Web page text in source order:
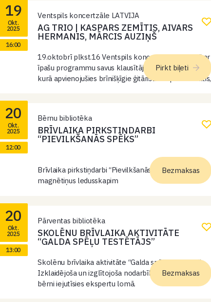
19
Okt.
2025
16:00
Ventspils koncertzāle LATVIJA
AG TRIO | KASPARS ZEMĪTIS, AIVARS
HERMANIS, MĀRCIS AUZIŅŠ
19.oktobrī plkst.16 Ventspils koncertzālē “Latvija” ar
īpašu programmu savus klausītājus priecēs AG Trio,
kurā apvienojušies brīnišķīgie ģitāristi Kaspars Zemītis,
Pirkt biļeti
20
Okt.
2025
12:00
Bērnu bibliotēka
BRĪVLAIKA PIRKSTIŅDARBI
“PIEVILKŠANĀS SPĒKS”
Brīvlaika pirkstiņdarbi “Pievilkšanās spēks”. Veidosim
magnētiņus ledusskapim
Bezmaksas
20
Okt.
2025
13:00
Pārventas bibliotēka
SKOLĒNU BRĪVLAIKA AKTIVITĀTE
“GALDA SPĒĻU TESTĒTĀJS”
Skolēnu brīvlaika aktivitāte “Galda spēļu testētājs”.
Izklaidējoša un izglītojoša nodarbība, kuras laikā
bērni iejutīsies ekspertu lomā.
Bezmaksas